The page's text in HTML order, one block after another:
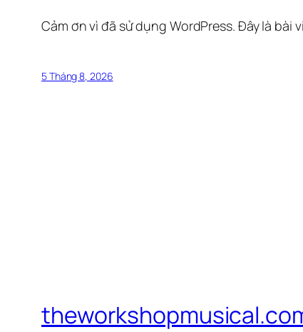
Cảm ơn vì đã sử dụng WordPress. Đây là
5 Tháng 8, 2026